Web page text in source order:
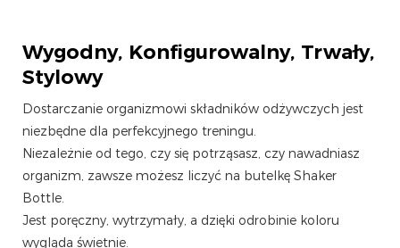
Wygodny, Konfigurowalny, Trwały,
Stylowy
Dostarczanie organizmowi składników odżywczych jest
niezbędne dla perfekcyjnego treningu.
Niezależnie od tego, czy się potrząsasz, czy nawadniasz
organizm, zawsze możesz liczyć na butelkę Shaker
Bottle.
Jest poręczny, wytrzymały, a dzięki odrobinie koloru
wygląda świetnie.